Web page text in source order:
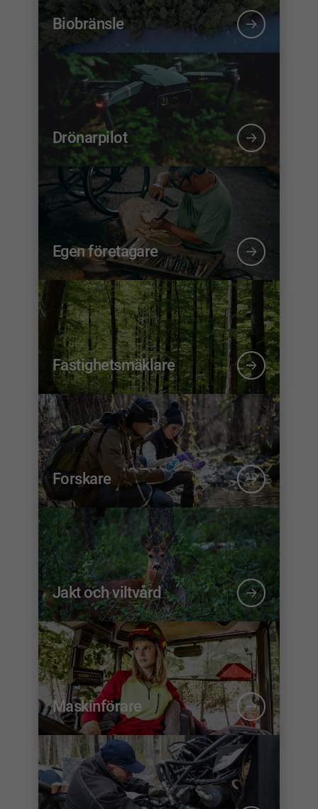
Biobränsle
Drönarpilot
Egen företagare
Fastighetsmäklare
Forskare
Jakt och viltvård
Maskinförare